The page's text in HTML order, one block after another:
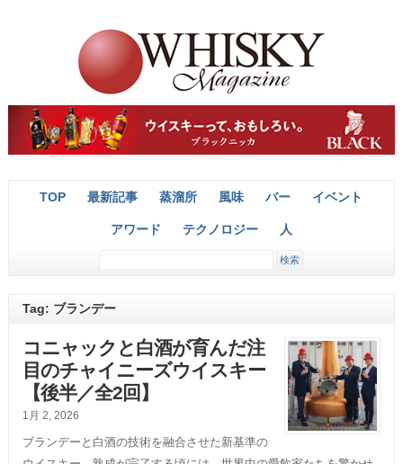
TOP 最新記事 蒸溜所 風味 バー イベント
アワード テクノロジー 人
Tag: ブランデー
コニャックと白酒が育んだ注
目のチャイニーズウイスキー
【後半／全2回】
1月 2, 2026
ブランデーと白酒の技術を融合させた新基準の